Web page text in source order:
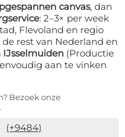
canvas, dan
: 2–3× per week
Flevoland en regio
rest van Nederland en
IJsselmuiden (Productie
aan te vinken
Bezoek onze
.
(+9484)